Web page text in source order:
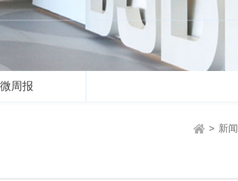
微周报
> 新闻